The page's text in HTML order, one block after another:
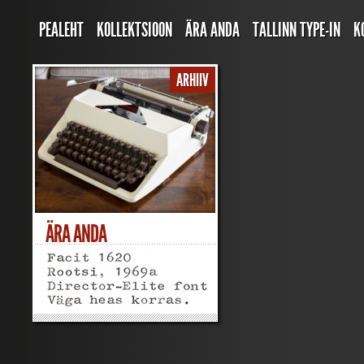
PEALEHT KOLLEKTSIOON ÄRA ANDA TALLINN TYPE-IN
ARHIIV
ÄRA ANDA